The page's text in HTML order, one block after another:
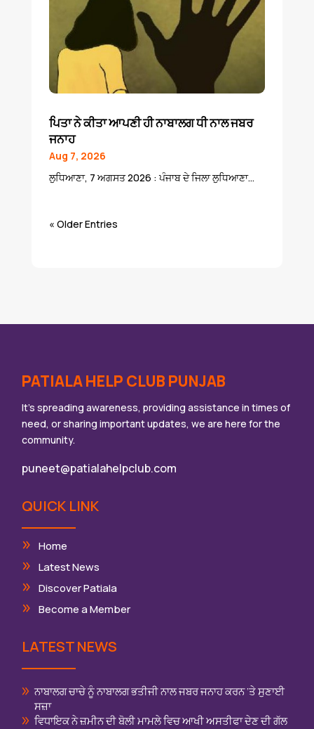
ਪਿਤਾ ਨੇ ਕੀਤਾ ਆਪਣੀ ਹੀ ਨਾਬਾਲਗ ਧੀ ਨਾਲ ਜਬਰ
ਜਨਾਹ
Aug 7, 2026
ਲੁਧਿਆਣਾ, 7 ਅਗਸਤ 2026 : ਪੰਜਾਬ ਦੇ ਜਿਲਾ ਲੁਧਿਆਣਾ...
« Older Entries
PATIALA HELP CLUB PUNJAB
It’s spreading awareness, providing assistance in times of
need, or sharing important updates, we are here for the
community.
puneet@patialahelpclub.com
QUICK LINK
Home
Latest News
Discover Patiala
Become a Member
LATEST NEWS
ਨਾਬਾਲਗ ਚਾਚੇ ਨੂੰ ਨਾਬਾਲਗ ਭਤੀਜੀ ਨਾਲ ਜਬਰ ਜਨਾਹ ਕਰਨ ‘ਤੇ ਸੁਣਾਈ
ਸਜ਼ਾ
ਵਿਧਾਇਕ ਨੇ ਜ਼ਮੀਨ ਦੀ ਬੋਲੀ ਮਾਮਲੇ ਵਿਚ ਆਖੀ ਅਸਤੀਫਾ ਦੇਣ ਦੀ ਗੱਲ